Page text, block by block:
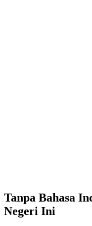
Tanpa Bahasa
Negeri Ini